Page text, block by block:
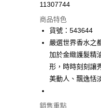
超商取貨付款
LINE Pay
Apple Pay
街口支付
11307744
商品特色
貨號：543644
嚴選世界香水之
加於金緻護髮精
形，時時刻刻讓
美動人、飄逸恬
銷售重點